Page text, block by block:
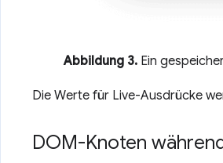
Abbildung 3. Ein
Die Werte für Live-Ausdrücke
DOM-Knoten